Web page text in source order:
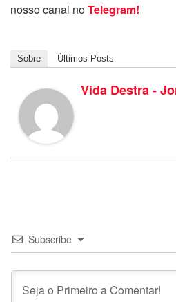
nosso canal noTelegram!
Sobre Últimos Posts
Vida Destra -
Subscribe